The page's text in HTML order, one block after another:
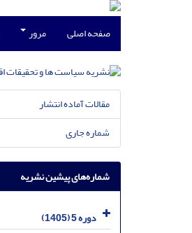
صفحه اصلی مرور
مقالات آماده انتشار
شماره جاری
شماره‌های پیشین نشریه
دوره 5 (1405)